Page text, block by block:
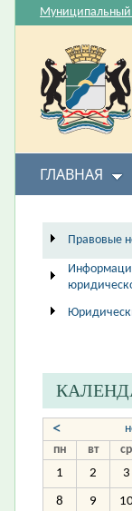
Муниципальный
ГЛАВНАЯ
Правовые
<
пн вт ср
1
2 3
8 9